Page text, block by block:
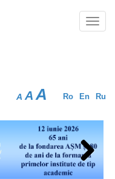
Ro En Ru
A A A
Next